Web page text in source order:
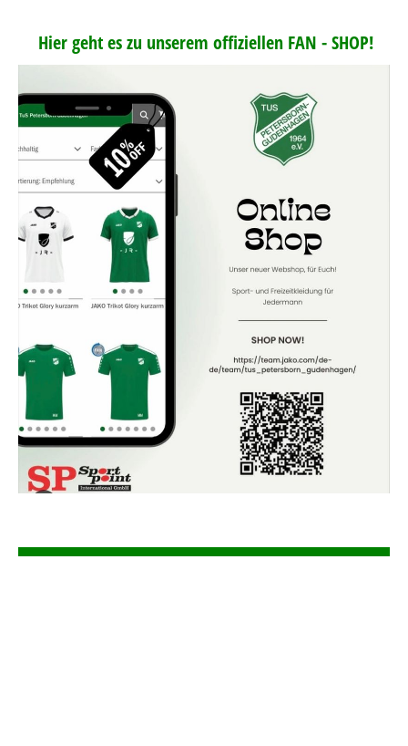
Hier geht es zu unserem offiziellen FAN - SHOP!